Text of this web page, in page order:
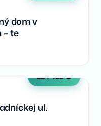
dom v
– te
224 499 €
ul.